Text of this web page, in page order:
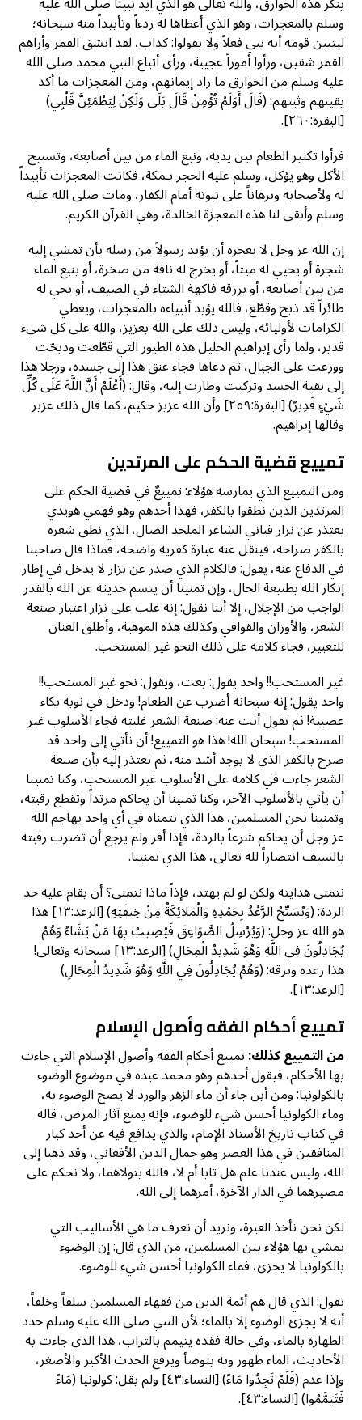
وسلم بالمعجزات، وهو الذي أعطاها له ردءاً وتأييداً منه سبحانه؛
ليتبين قومه أنه نبي فعلاً ولا يقولوا: كذاب، لقد انشق القمر وأراهم
القمر شقين، ورأوا أموراً عجيبة، ورأى أتباع النبي محمد صلى الله
عليه وسلم من الخوارق ما زاد إيمانهم، ومن المعجزات ما أكد
يقينهم وثبتهم: (قَالَ أَوَلَمْ تُؤْمِنْ قَالَ بَلَى وَلَكِنْ لِيَطْمَئِنَّ قَلْبِي)
[البقرة:٢٦٠].
فرأوا تكثير الطعام بين يديه، ونبع الماء من بين أصابعه، وتسبيح
الأكل وهو يؤكل، وسلم عليه الحجر بـمكة، فكانت المعجزات تأييداً
له ولأصحابه وبرهاناً على نبوته أمام الكفار، ومات صلى الله عليه
وسلم وأبقى لنا هذه المعجزة الخالدة، وهي القرآن الكريم.
إن الله عز وجل لا يعجزه أن يؤيد رسولاً من رسله بأن تمشي إليه
شجرة أو يحيي له ميتاً، أو يخرج له ناقة من صخرة، أو ينبع الماء
من بين أصابعه، أو يرزقه فاكهة الشتاء في الصيف، أو يحي له
طائراً قد ذبح وقطّع، فالله يؤيد أنبياءه بالمعجزات، ويعطي
الكرامات لأوليائه، وليس ذلك على الله بعزيز، والله على كل شيء
قدير، ولما رأى إبراهيم الخليل هذه الطيور التي قطّعت وذبحّت
ووزعت على الجبال، ثم دعاها فجاء عنق هذا إلى جسده، ورجلا هذا
إلى بقية الجسد وتركبت وطارت إليه، وقال: (أَعْلَمُ أَنَّ اللَّهَ عَلَى كُلِّ
شَيْءٍ قَدِيرٌ) [البقرة:٢٥٩] وأن الله عزيز حكيم، كما قال ذلك عزير
وقالها إبراهيم.
تمييع قضية الحكم على المرتدين
ومن التمييع الذي يمارسه هؤلاء: تمييعٌ في قضية الحكم على
المرتدين الذين نطقوا بالكفر، فهذا أحدهم وهو فهمي هويدي
يعتذر عن نزار قباني الشاعر الملحد الضال، الذي نطق شعره
بالكفر صراحة، فينقل عنه عبارة كفرية واضحة، فماذا قال صاحبنا
في الدفاع عنه، يقول: فالكلام الذي صدر عن نزار لا يدخل في إطار
إنكار الله بطبيعة الحال، وإن تمنينا أن يتسم حديثه عن الله بالقدر
الواجب من الإجلال، إلا أننا نقول: إنه غلب على نزار اعتبار صنعة
الشعر، والأوزان والقوافي وكذلك هذه الموهبة، وأطلق العنان
للتعبير، فجاء كلامه على ذلك النحو غير المستحب.
غير المستحب!! واحد يقول: بعت، ويقول: نحو غير المستحب!!
واحد يقول: إنه سبحانه أضرب عن الطعام! ودخل في نوبة بكاء
عصبية! ثم تقول أنت عنه: صنعة الشعر غلبته فجاء الأسلوب غير
المستحب! سبحان الله! هذا هو التمييع! أن نأتي إلى واحد قد
صرح بالكفر الذي لا يوجد أشد منه، ثم نعتذر إليه بأن صنعة
الشعر جاءت في كلامه على الأسلوب غير المستحب، وكنا تمنينا
أن يأتي بالأسلوب الآخر، وكنا تمنينا أن يحاكم مرتداً وتقطع رقبته،
وتمنينا نحن المسلمين، هذا الذي نتمناه في أي واحد يهاجم الله
عز وجل أن يحاكم شرعاً بالردة، فإذا أقر ولم يرجع أن تضرب رقبته
بالسيف انتصاراً لله تعالى، هذا الذي تمنينا.
نتمنى هدايته ولكن لو لم يهتد، فإذاً ماذا نتمنى؟ أن يقام عليه حد
الردة: (وَيُسَبِّحُ الرَّعْدُ بِحَمْدِهِ وَالْمَلائِكَةُ مِنْ خِيفَتِهِ) [الرعد:١٣] هذا
هو الله عز وجل: (وَيُرْسِلُ الصَّوَاعِقَ فَيُصِيبُ بِهَا مَنْ يَشَاءُ وَهُمْ
يُجَادِلُونَ فِي اللَّهِ وَهُوَ شَدِيدُ الْمِحَالِ) [الرعد:١٣] سبحانه وتعالى!
هذا رعده وبرقه: (وَهُمْ يُجَادِلُونَ فِي اللَّهِ وَهُوَ شَدِيدُ الْمِحَالِ)
[الرعد:١٣].
تمييع أحكام الفقه وأصول الإسلام
من التمييع كذلك:تمييع أحكام الفقه وأصول الإسلام التي جاءت
بها الأحكام، فيقول أحدهم وهو محمد عبده في موضوع الوضوء
بالكولونيا: ومن أين جاء أن ماء الزهر والورد لا يصح الوضوء به،
وماء الكولونيا أحسن شيء للوضوء، فإنه يمنع آثار المرض، قاله
في كتاب تاريخ الأستاذ الإمام، والذي يدافع فيه عن أحد كبار
المنافقين في هذا العصر وهو جمال الدين الأفغاني، وقد ذهبا إلى
الله، وليس عندنا علم هل تابا أم لا، فالله يتولاهما، ولا نحكم على
مصيرهما في الدار الآخرة، أمرهما إلى الله.
لكن نحن نأخذ العبرة، ونريد أن نعرف ما هي الأساليب التي
يمشي بها هؤلاء بين المسلمين، من الذي قال: إن الوضوء
بالكولونيا لا يجزئ، فماء الكولونيا أحسن شيء للوضوء.
نقول: الذي قال هم أئمة الدين من فقهاء المسلمين سلفاً وخلفاً،
أنه لا يجزئ الوضوء إلا بالماء؛ لأن النبي صلى الله عليه وسلم حدد
الطهارة بالماء، وفي حالة فقده يتيمم بالتراب، هذا الذي جاءت به
الأحاديث، الماء طهور وبه يتوضأ ويرفع الحدث الأكبر والأصغر،
وإذا عدم (فَلَمْ تَجِدُوا مَاءً) [النساء:٤٣] ولم يقل: كولونيا (مَاءً
فَتَيَمَّمُوا) [النساء:٤٣].